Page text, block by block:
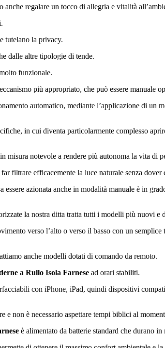
anche regalare un tocco di allegria e vitalità
tutelano la privacy.
dalle altre tipologie di tende.
funzionale.
più appropriato, che può essere manuale
automatico, mediante l’applicazione di un
in cui diventa particolarmente complesso
misura notevole a rendere più autonoma la vita di
filtrare efficacemente la luce naturale senza
azionata anche in modalità manuale è in
la nostra ditta tratta tutti i modelli più nuovi e
verso l’alto o verso il basso con un
anche modelli dotati di comando da remoto.
a Rullo Isola Farnese ad orari stabiliti.
con iPhone, iPad, quindi dispositivi
non è necessario aspettare tempi biblici al
è alimentato da batterie standard che durano